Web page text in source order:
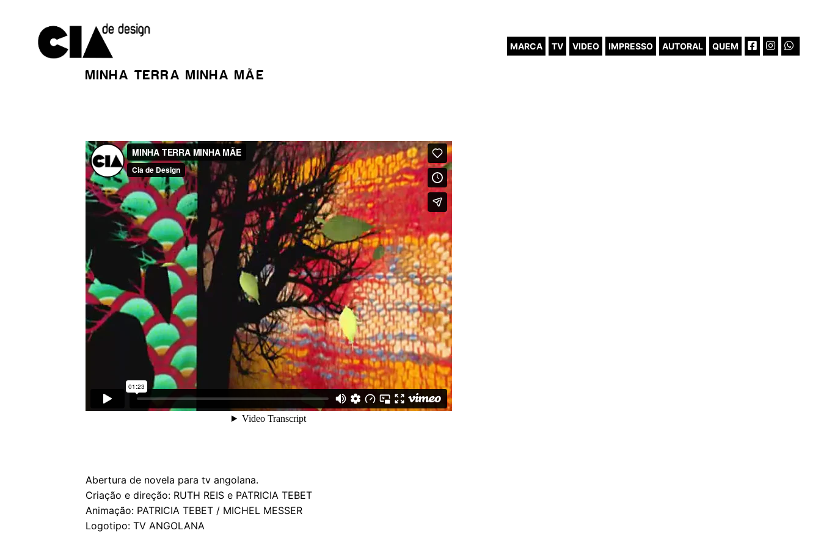
MARCA TV VIDEO IMPRESSO AUTORAL QUEM
MINHA TERRA MINHA MÃE
Abertura de novela para tv angolana.
Criação e direção: RUTH REIS e PATRICIA TEBET
Animação: PATRICIA TEBET / MICHEL MESSER
Logotipo: TV ANGOLANA